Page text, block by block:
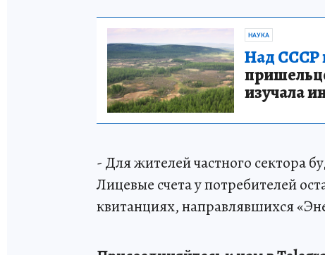
НАУКА
Над СССР
изучала
- Для жителей частного сектора
Лицевые счета у потребителей
квитанциях, направлявшихся